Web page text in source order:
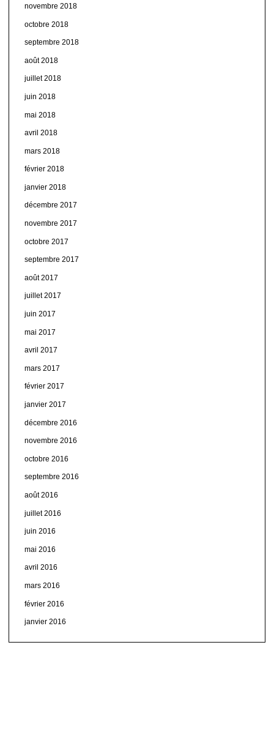
novembre 2018
octobre 2018
septembre 2018
août 2018
juillet 2018
juin 2018
mai 2018
avril 2018
mars 2018
février 2018
janvier 2018
décembre 2017
novembre 2017
octobre 2017
septembre 2017
août 2017
juillet 2017
juin 2017
mai 2017
avril 2017
mars 2017
février 2017
janvier 2017
décembre 2016
novembre 2016
octobre 2016
septembre 2016
août 2016
juillet 2016
juin 2016
mai 2016
avril 2016
mars 2016
février 2016
janvier 2016